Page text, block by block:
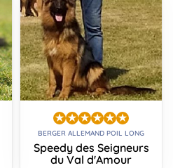
BERGER ALLEMAND POIL LONG
Speedy des Seigneurs
du Val d'Amour